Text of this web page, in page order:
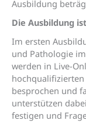
Ausbildung
Die Ausbildung
Im ersten
und Pathologie
werden in Live-
besprochen und
unterstützen
festigen und